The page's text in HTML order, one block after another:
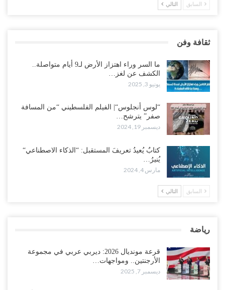
السابق التالي
ثقافة وفن
ما السر وراء اهتزاز الأرض لـ9 أيام متواصلة..
الكشف عن لغز…
يونيو 3, 2025
“لوس أنجلوس“| الفيلم الفلسطيني “من المسافة
صفر” يترشح…
ديسمبر 19, 2024
كتابٌ يُعيدُ تعريفَ المستقبل: “الذكاء الاصطناعي“
يُنيرُ…
مارس 4, 2024
السابق التالي
رياضة
قرعة مونديال 2026: ديربي عربي في مجموعة
الأرجنتين.. ومواجهات…
ديسمبر 7, 2025